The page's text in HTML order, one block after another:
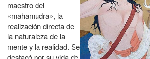
para
La
Alegría
del
maestro del
«mahamudra», la
realización directa de
la naturaleza de la
mente y la realidad. Se
destacó por su vida de